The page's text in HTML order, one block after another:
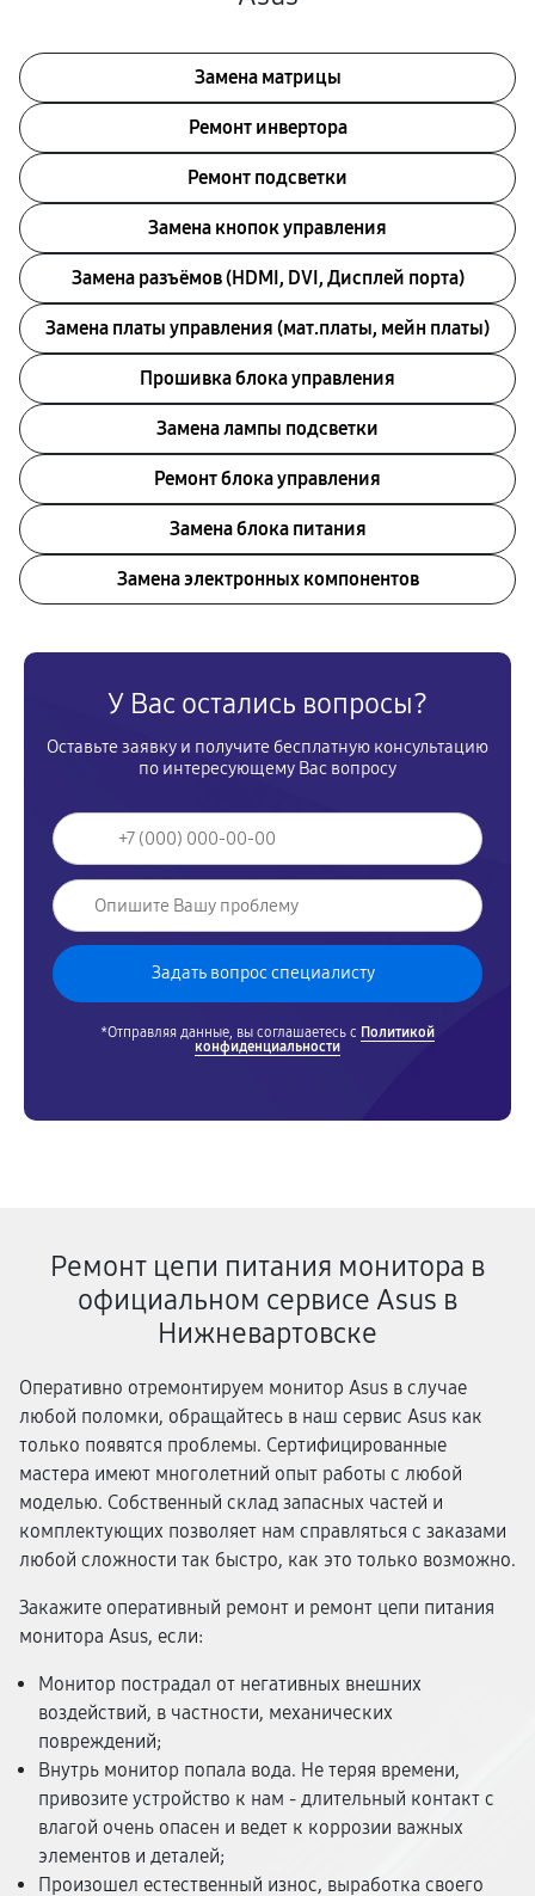
Замена матрицы
Ремонт инвертора
Ремонт подсветки
Замена кнопок управления
Замена разъёмов (HDMI, DVI, Дисплей порта)
Замена платы управления (мат.платы, мейн платы)
Прошивка блока управления
Замена лампы подсветки
Ремонт блока управления
Замена блока питания
Замена электронных компонентов
У Вас остались вопросы?
Оставьте заявку и получите бесплатную консультацию
по интересующему Вас вопросу
*Отправляя данные, вы соглашаетесь с Политикой
конфиденциальности
Ремонт цепи питания монитора в
официальном сервисе Asus в
Нижневартовске
Оперативно отремонтируем монитор Asus в случае
любой поломки, обращайтесь в наш сервис Asus как
только появятся проблемы. Сертифицированные
мастера имеют многолетний опыт работы с любой
моделью. Собственный склад запасных частей и
комплектующих позволяет нам справляться с заказами
любой сложности так быстро, как это только возможно.
Закажите оперативный ремонт и ремонт цепи питания
монитора Asus, если:
Монитор пострадал от негативных внешних
воздействий, в частности, механических
повреждений;
Внутрь монитор попала вода. Не теряя времени,
привозите устройство к нам - длительный контакт с
влагой очень опасен и ведет к коррозии важных
элементов и деталей;
Произошел естественный износ, выработка своего